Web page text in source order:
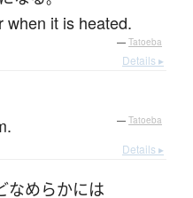
when it is heated.
— Tatoeba
Details ▸
— Tatoeba
Details ▸
なめらかには